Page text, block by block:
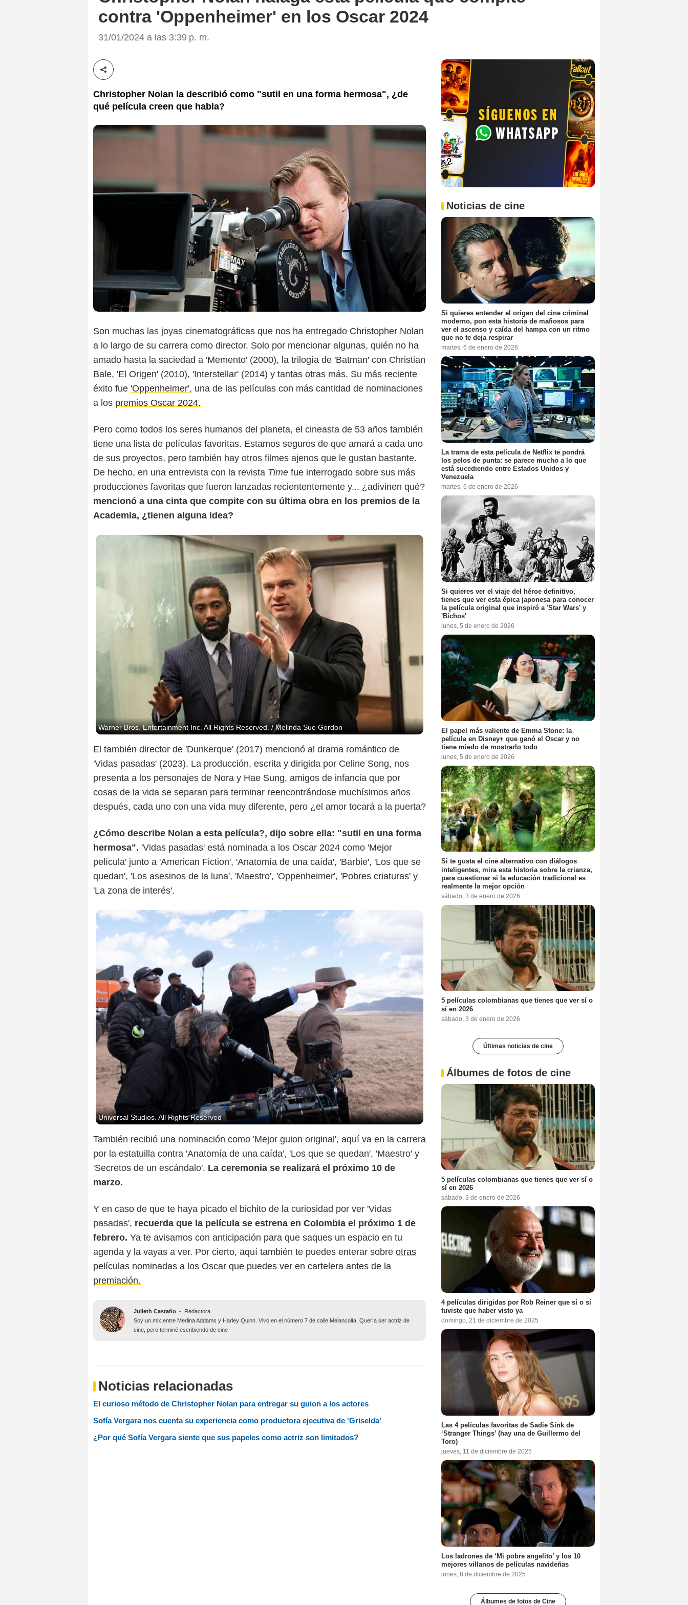
contra 'Oppenheimer' en los Oscar 2024
31/01/2024 a las 3:39 p. m.
Compartir esta noticia
Christopher Nolan la describió como "sutil en una forma hermosa", ¿de
qué película creen que habla?
Son muchas las joyas cinematográficas que nos ha entregado Christopher Nolan
a lo largo de su carrera como director. Solo por mencionar algunas, quién no ha
amado hasta la saciedad a 'Memento' (2000), la trilogía de 'Batman' con Christian
Bale, 'El Origen' (2010), 'Interstellar' (2014) y tantas otras más. Su más reciente
éxito fue 'Oppenheimer', una de las películas con más cantidad de nominaciones
a los premios Oscar 2024.
Pero como todos los seres humanos del planeta, el cineasta de 53 años también
tiene una lista de películas favoritas. Estamos seguros de que amará a cada uno
de sus proyectos, pero también hay otros filmes ajenos que le gustan bastante.
De hecho, en una entrevista con la revista Time fue interrogado sobre sus más
producciones favoritas que fueron lanzadas reciententemente y... ¿adivinen qué?
mencionó a una cinta que compite con su última obra en los premios de la
Academia, ¿tienen alguna idea?
Warner Bros. Entertainment Inc. All Rights Reserved. / Melinda Sue Gordon
Warner Bros. Entertainment Inc. All Rights Reserved. / Melinda Sue Gordon
El también director de 'Dunkerque' (2017) mencionó al drama romántico de
'Vidas pasadas' (2023). La producción, escrita y dirigida por Celine Song, nos
presenta a los personajes de Nora y Hae Sung, amigos de infancia que por
cosas de la vida se separan para terminar reencontrándose muchísimos años
después, cada uno con una vida muy diferente, pero ¿el amor tocará a la puerta?
¿Cómo describe Nolan a esta película?, dijo sobre ella: "sutil en una forma
hermosa". 'Vidas pasadas' está nominada a los Oscar 2024 como 'Mejor
película' junto a 'American Fiction', 'Anatomía de una caída', 'Barbie', 'Los que se
quedan', 'Los asesinos de la luna', 'Maestro', 'Oppenheimer', 'Pobres criaturas' y
'La zona de interés'.
Universal Studios. All Rights Reserved
Universal Studios. All Rights Reserved
También recibió una nominación como 'Mejor guion original', aquí va en la carrera
por la estatuilla contra 'Anatomía de una caída', 'Los que se quedan', 'Maestro' y
'Secretos de un escándalo'. La ceremonia se realizará el próximo 10 de
marzo.
Y en caso de que te haya picado el bichito de la curiosidad por ver 'Vidas
pasadas', recuerda que la película se estrena en Colombia el próximo 1 de
febrero. Ya te avisamos con anticipación para que saques un espacio en tu
agenda y la vayas a ver. Por cierto, aquí también te puedes enterar sobre otras
películas nominadas a los Oscar que puedes ver en cartelera antes de la
premiación.
Julieth Castaño -
Redactora
Soy un mix entre Merlina Addams y Harley Quinn. Vivo en el número 7 de calle Melancolía. Quería ser actriz de
cine, pero terminé escribiendo de cine
Noticias relacionadas
El curioso método de Christopher Nolan para entregar su guion a los actores
Sofía Vergara nos cuenta su experiencia como productora ejecutiva de 'Griselda'
¿Por qué Sofía Vergara siente que sus papeles como actriz son limitados?
Noticias de cine
Si quieres entender el origen del cine criminal
moderno, pon esta historia de mafiosos para
ver el ascenso y caída del hampa con un ritmo
que no te deja respirar
martes, 6 de enero de 2026
La trama de esta película de Netflix te pondrá
los pelos de punta: se parece mucho a lo que
está sucediendo entre Estados Unidos y
Venezuela
martes, 6 de enero de 2026
Si quieres ver el viaje del héroe definitivo,
tienes que ver esta épica japonesa para conocer
la película original que inspiró a 'Star Wars' y
'Bichos'
lunes, 5 de enero de 2026
El papel más valiente de Emma Stone: la
película en Disney+ que ganó el Oscar y no
tiene miedo de mostrarlo todo
lunes, 5 de enero de 2026
Si te gusta el cine alternativo con diálogos
inteligentes, mira esta historia sobre la crianza,
para cuestionar si la educación tradicional es
realmente la mejor opción
sábado, 3 de enero de 2026
5 películas colombianas que tienes que ver sí o
sí en 2026
sábado, 3 de enero de 2026
Últimas noticias de cine
Álbumes de fotos de cine
5 películas colombianas que tienes que ver sí o
sí en 2026
sábado, 3 de enero de 2026
4 películas dirigidas por Rob Reiner que sí o sí
tuviste que haber visto ya
domingo, 21 de diciembre de 2025
Las 4 películas favoritas de Sadie Sink de
‘Stranger Things’ (hay una de Guillermo del
Toro)
jueves, 11 de diciembre de 2025
Los ladrones de ‘Mi pobre angelito’ y los 10
mejores villanos de películas navideñas
lunes, 8 de diciembre de 2025
Álbumes de fotos de Cine